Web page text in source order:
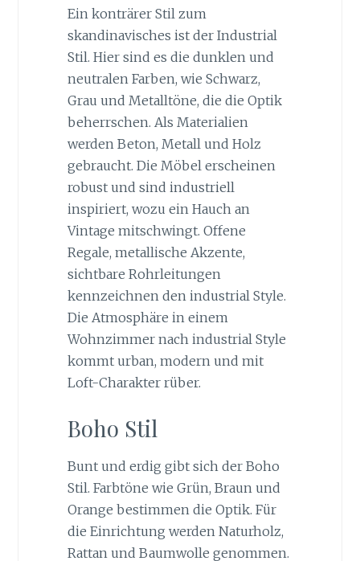
Ein konträrer Stil zum
skandinavisches ist der Industrial
Stil. Hier sind es die dunklen und
neutralen Farben, wie Schwarz,
Grau und Metalltöne, die die Optik
beherrschen. Als Materialien
werden Beton, Metall und Holz
gebraucht. Die Möbel erscheinen
robust und sind industriell
inspiriert, wozu ein Hauch an
Vintage mitschwingt. Offene
Regale, metallische Akzente,
sichtbare Rohrleitungen
kennzeichnen den industrial Style.
Die Atmosphäre in einem
Wohnzimmer nach industrial Style
kommt urban, modern und mit
Loft-Charakter rüber.
Boho Stil
Bunt und erdig gibt sich der Boho
Stil. Farbtöne wie Grün, Braun und
Orange bestimmen die Optik. Für
die Einrichtung werden Naturholz,
Rattan und Baumwolle genommen.